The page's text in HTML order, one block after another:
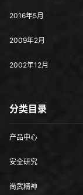
2016年5月
2009年2月
2002年12月
分类目录
产品中心
安全研究
尚武精神